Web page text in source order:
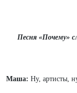
Песня «Почему»
Маша: Ну, артисты,